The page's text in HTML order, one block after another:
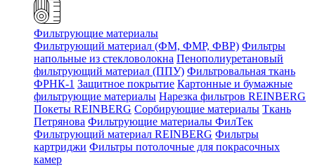
Фильтрующие материалы
Фильтрующий материал (ФМ, ФМР, ФВР) Фильтры
напольные из стекловолокна Пенополиуретановый
фильтрующий материал (ППУ) Фильтровальная ткань
ФРНК-1 Защитное покрытие Картонные и бумажные
фильтрующие материалы Нарезка фильтров REINBERG
Покеты REINBERG Сорбирующие материалы Ткань
Петрянова Фильтрующие материалы ФилТек
Фильтрующий материал REINBERG Фильтры
картриджи Фильтры потолочные для покрасочных
камер